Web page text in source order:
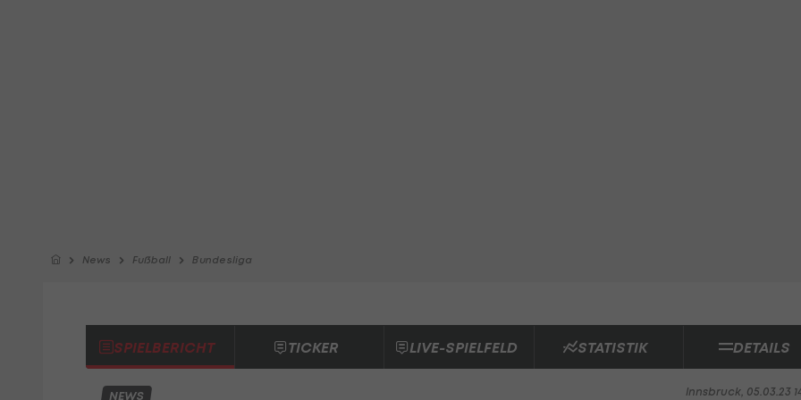
News Fußball Bundesliga
SPIELBERICHT TICKER LIVE-SPIELFELD STATISTIK DETAILS
Innsbruck, 05.03.23
NEWS